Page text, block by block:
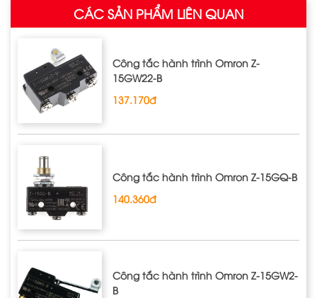
CÁC SẢN PHẨM LIÊN QUAN
Công tắc hành trình Omron Z‐
15GW22‐B
137.170đ
Công tắc hành trình Omron Z‐15GQ‐B
140.360đ
Công tắc hành trình Omron Z‐15GW2‐
B